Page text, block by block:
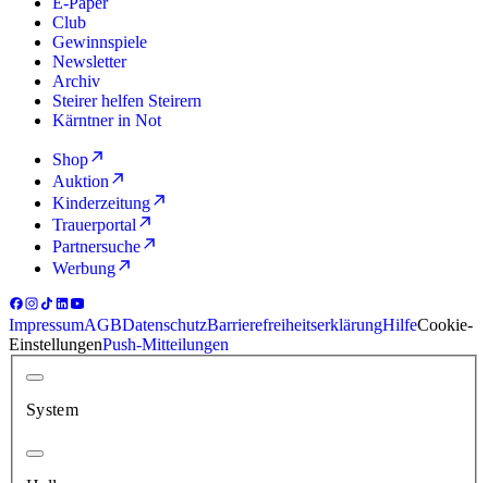
Club
Gewinnspiele
Newsletter
Archiv
Steirer helfen Steirern
Kärntner in Not
Shop
Auktion
Kinderzeitung
Trauerportal
Partnersuche
Werbung
ImpressumAGBDatenschutzBarrierefreiheitserklärungHilfeCookie-
EinstellungenPush-Mitteilungen
System